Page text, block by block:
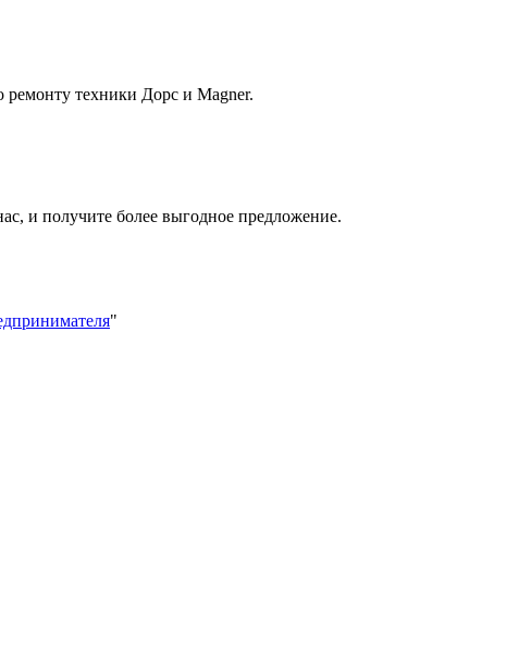
техники Дорс и Magner.
и получите более выгодное предложение.
"